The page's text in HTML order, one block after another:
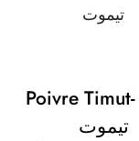
Poivre Timut- فلفل
تيموت